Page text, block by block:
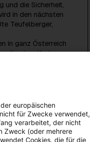
und die Sicherheit,
in den nächsten
Teufelberger,
in ganz Österreich
mit seiner Karte
Für Smatrics ist
Alternative zu
Michael-Viktor
leisten und setzen
Elisabeth
aus Erneuerbarer
europäischen
für Zwecke verwendet,
verarbeitet, der nicht
Zweck (oder mehrere
Cookies, die für die